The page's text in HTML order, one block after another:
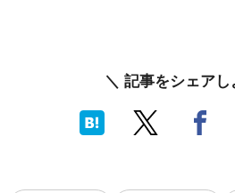
＼ 記事をシェア